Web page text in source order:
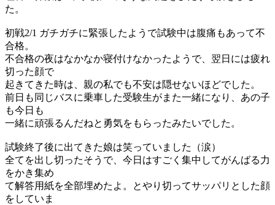
た。
初戦2/1 ガチガチに緊張したようで試験中は腹痛もあって不
合格。
不合格の夜はなかなか寝付けなかったようで、翌日には疲れ
切った顔で
起きてきた時は、親の私でも不安は隠せないほどでした。
前日も同じバスに乗車した受験生がまた一緒になり、あの子
も今日も
一緒に頑張るんだねと勇気をもらったみたいでした。
試験終了後に出てきた娘は笑っていました（涙）
全てを出し切ったそうで、今日はすごく集中してがんばる力
をかき集め
て解答用紙を全部埋めたよ。とやり切ってサッパリとした顔
をしていま